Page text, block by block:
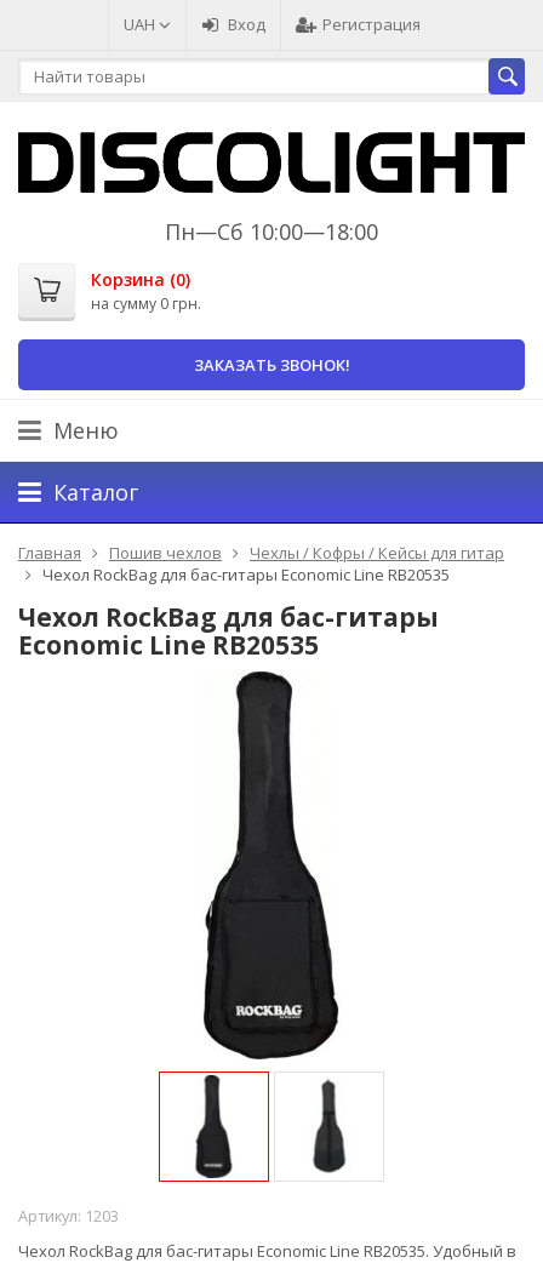
UAH Вход Регистрация
Пн—Сб 10:00—18:00
Корзина (0)
на сумму 0 грн.
ЗАКАЗАТЬ ЗВОНОК!
Меню
Каталог
Главная Пошив чехлов
Чехлы / Кофры / Кейсы для гитар
Чехол RockBag для бас-гитары Economic Line RB20535
Чехол RockBag для бас-гитары
Economic Line RB20535
Артикул: 1203
Чехол RockBag для бас-гитары Economic Line RB20535. Удобный в